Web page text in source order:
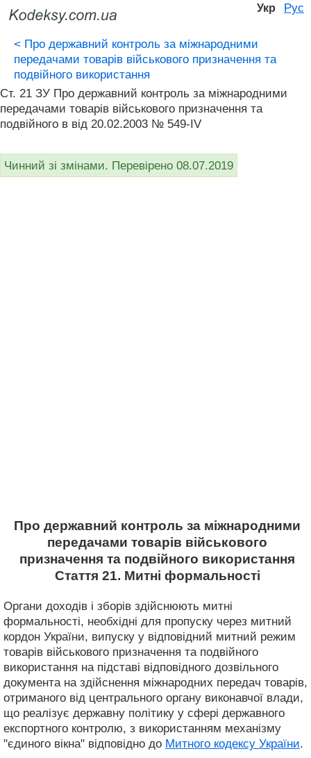
Укр Рус
< Про державний контроль за міжнародними
передачами товарів військового призначення та
подвійного використання
Ст. 21 ЗУ Про державний контроль за міжнародними
передачами товарів військового призначення та
подвійного в від 20.02.2003 № 549-IV
Чинний зі змінами. Перевірено 08.07.2019
Про державний контроль за міжнародними
передачами товарів військового
призначення та подвійного використання
Стаття 21. Митні формальності
Органи доходів і зборів здійснюють митні
формальності, необхідні для пропуску через митний
кордон України, випуску у відповідний митний режим
товарів військового призначення та подвійного
використання на підставі відповідного дозвільного
документа на здійснення міжнародних передач товарів,
отриманого від центрального органу виконавчої влади,
що реалізує державну політику у сфері державного
експортного контролю, з використанням механізму
"єдиного вікна" відповідно до Митного кодексу України.